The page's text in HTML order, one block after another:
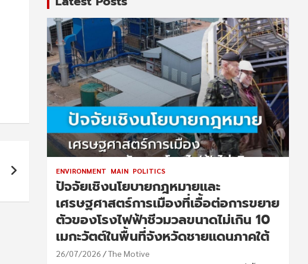
ENVIRONMENT MAIN POLITICS
ปัจจัยเชิงนโยบายกฎหมายและ
เศรษฐศาสตร์การเมืองที่เอื้อต่อการขยาย
ตัวของโรงไฟฟ้าชีวมวลขนาดไม่เกิน 10
เมกะวัตต์ในพื้นที่จังหวัดชายแดนภาคใต้
26/07/2026 The Motive